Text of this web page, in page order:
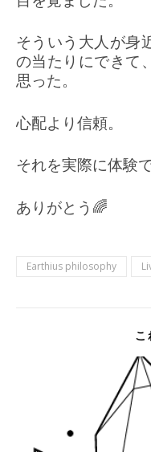
そういう大人が身
の当たりにできて
思った。
心配より信頼。
それを実際に体験
ありがとう🌈
Earthius philosophy
こ